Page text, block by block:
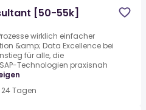
[50-55k]
wirklich einfacher
&amp; Data Excellence bei
für alle, die
Technologien praxisnah
Tagen